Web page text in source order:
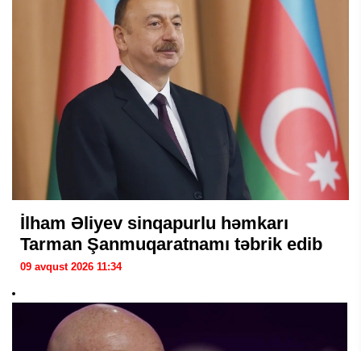
İlham Əliyev sinqapurlu həmkarı
Tarman Şanmuqaratnamı təbrik edib
09 avqust 2026 11:34